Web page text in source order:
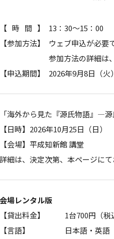
【時間】
13：30～15：00
【参加方法】
ウェブ申込が必要
参加方法の詳細は
【申込期間】
2026年9月8日（火
「海外から見た『源氏物語』―
【日時】2026年10月25日（日）
【会場】平成知新館 講堂
詳細は、決定次第、本ページにて
会場レンタル版
【貸出料金】
1台700円（税
【言語】
日本語・英語